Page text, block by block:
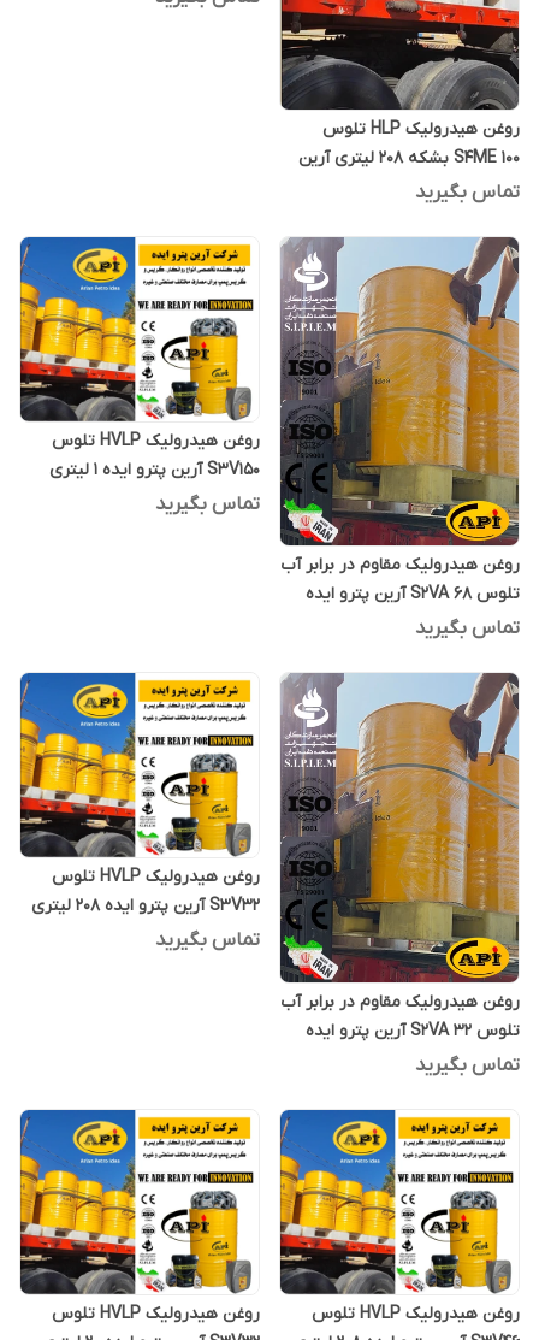
روغن هیدرولیک HLP تلوس
S4ME 100 بشکه 208 لیتری آرین
پترو ایده
تماس بگیرید
روغن هیدرولیک مقاوم در برابر آب
تلوس S2VA 68 آرین پترو ایده
بشکه 208 لیتری
تماس بگیرید
روغن هیدرولیک HVLP تلوس
S3V150 آرین پترو ایده 1 لیتری
تماس بگیرید
روغن هیدرولیک مقاوم در برابر آب
تلوس S2VA 32 آرین پترو ایده
یک لیتری
تماس بگیرید
روغن هیدرولیک HVLP تلوس
S3V32 آرین پترو ایده 208 لیتری
تماس بگیرید
روغن هیدرولیک HVLP تلوس
روغن هیدرولیک HVLP تلوس